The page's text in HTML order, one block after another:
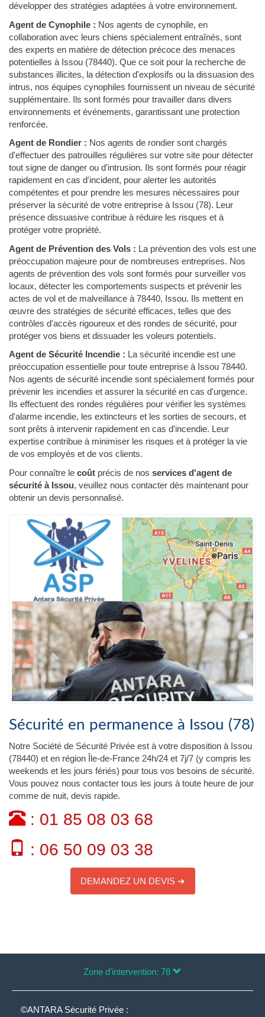
développer des stratégies adaptées à votre environnement.
Agent de Cynophile : Nos agents de cynophile, en
collaboration avec leurs chiens spécialement entraînés, sont
des experts en matière de détection précoce des menaces
potentielles à Issou (78440). Que ce soit pour la recherche de
substances illicites, la détection d'explosifs ou la dissuasion des
intrus, nos équipes cynophiles fournissent un niveau de sécurité
supplémentaire. Ils sont formés pour travailler dans divers
environnements et événements, garantissant une protection
renforcée.
Agent de Rondier : Nos agents de rondier sont chargés
d'effectuer des patrouilles régulières sur votre site pour détecter
tout signe de danger ou d'intrusion. Ils sont formés pour réagir
rapidement en cas d'incident, pour alerter les autorités
compétentes et pour prendre les mesures nécessaires pour
préserver la sécurité de votre entreprise à Issou (78). Leur
présence dissuasive contribue à réduire les risques et à
protéger votre propriété.
Agent de Prévention des Vols : La prévention des vols est une
préoccupation majeure pour de nombreuses entreprises. Nos
agents de prévention des vols sont formés pour surveiller vos
locaux, détecter les comportements suspects et prévenir les
actes de vol et de malveillance à 78440, Issou. Ils mettent en
œuvre des stratégies de sécurité efficaces, telles que des
contrôles d'accès rigoureux et des rondes de sécurité, pour
protéger vos biens et dissuader les voleurs potentiels.
Agent de Sécurité Incendie : La sécurité incendie est une
préoccupation essentielle pour toute entreprise à Issou 78440.
Nos agents de sécurité incendie sont spécialement formés pour
prévenir les incendies et assurer la sécurité en cas d'urgence.
Ils effectuent des rondes régulières pour vérifier les systèmes
d'alarme incendie, les extincteurs et les sorties de secours, et
sont prêts à intervenir rapidement en cas d'incendie. Leur
expertise contribue à minimiser les risques et à protéger la vie
de vos employés et de vos clients.
Pour connaître le coût précis de nos services d'agent de
sécurité à Issou, veuillez nous contacter dès maintenant pour
obtenir un devis personnalisé.
Sécurité en permanence à Issou (78)
Notre Société de Sécurité Privée est à votre disposition à Issou
(78440) et en région Île-de-France 24h/24 et 7j/7 (y compris les
weekends et les jours fériés) pour tous vos besoins de sécurité.
Vous pouvez nous contacter tous les jours à toute heure de jour
comme de nuit, devis rapide.
: 01 85 08 03 68
: 06 50 09 03 38
DEMANDEZ UN DEVIS ➔
Zone d'intervention: 78
©ANTARA Sécurité Privée :